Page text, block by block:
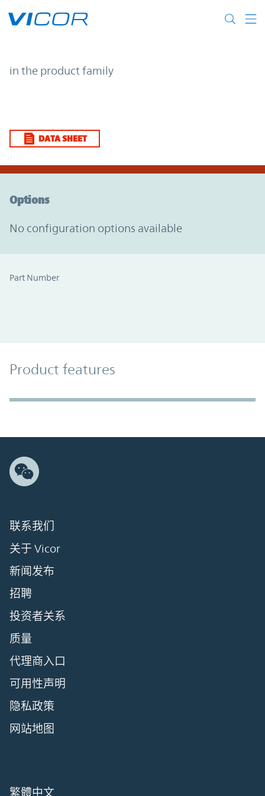
| | Vicor
in the product family
DATA SHEET
Options
No configuration options available
Part Number
Product Features
Product features
Accordion Section
联系我们
关于 Vicor
新闻发布
招聘
投资者关系
质量
代理商入口
可用性声明
隐私政策
网站地图
繁體中文